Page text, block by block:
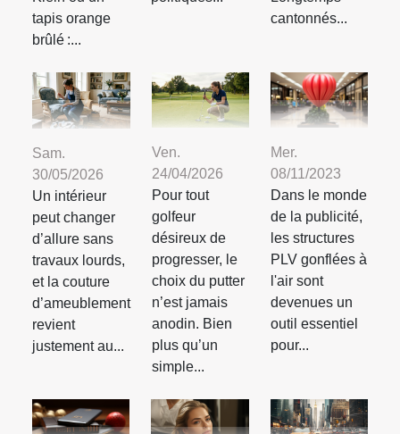
tapis orange
brûlé :...
cantonnés...
Sam.
30/05/2026
Un intérieur
peut changer
d’allure sans
travaux lourds,
et la couture
d’ameublement
revient
justement au...
Ven.
24/04/2026
Pour tout
golfeur
désireux de
progresser, le
choix du putter
n’est jamais
anodin. Bien
plus qu’un
simple...
Mer.
08/11/2023
Dans le monde
de la publicité,
les structures
PLV gonflées à
l'air sont
devenues un
outil essentiel
pour...